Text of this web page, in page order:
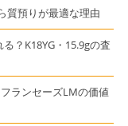
質預りが最適な理由
？K18YG・15.9gの査
ランセーズLMの価値